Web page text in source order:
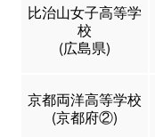
比治山女子高等学
校
(広島県)
京都両洋高等学校
(京都府②)